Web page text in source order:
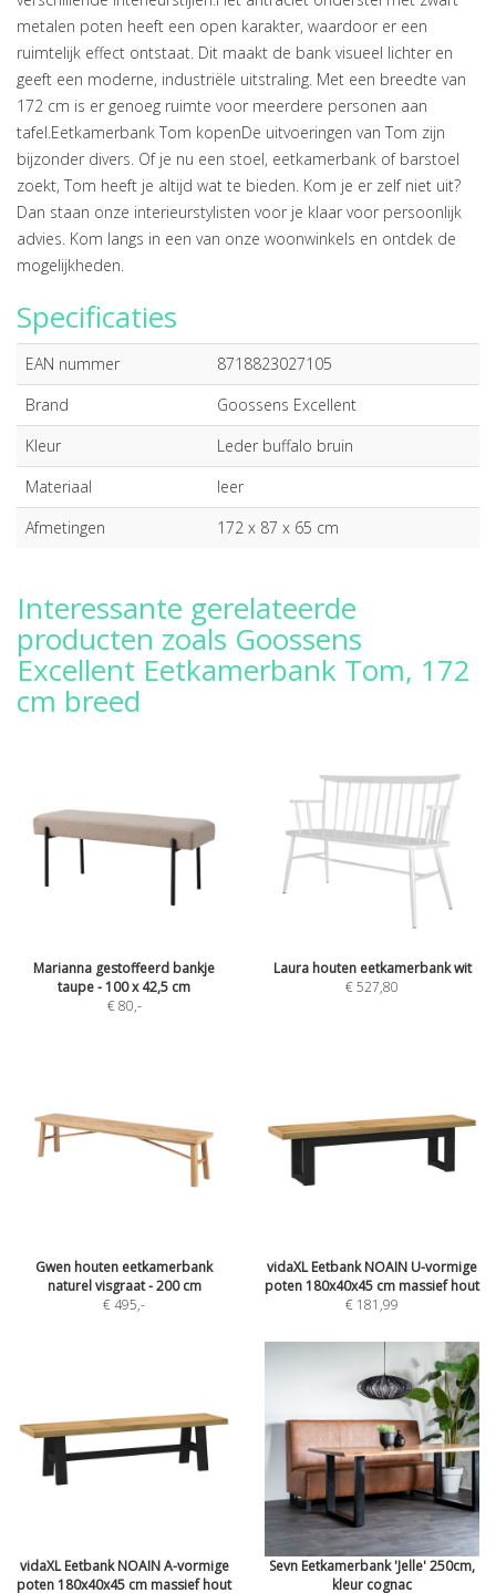
metalen poten heeft een open karakter, waardoor er een
ruimtelijk effect ontstaat. Dit maakt de bank visueel lichter en
geeft een moderne, industriële uitstraling. Met een breedte van
172 cm is er genoeg ruimte voor meerdere personen aan
tafel.Eetkamerbank Tom kopenDe uitvoeringen van Tom zijn
bijzonder divers. Of je nu een stoel, eetkamerbank of barstoel
zoekt, Tom heeft je altijd wat te bieden. Kom je er zelf niet uit?
Dan staan onze interieurstylisten voor je klaar voor persoonlijk
advies. Kom langs in een van onze woonwinkels en ontdek de
mogelijkheden.
Specificaties
EAN nummer
8718823027105
Brand
Goossens Excellent
Kleur
Leder buffalo bruin
Materiaal
leer
Afmetingen
172 x 87 x 65 cm
Interessante gerelateerde
producten zoals Goossens
Excellent Eetkamerbank Tom, 172
cm breed
Marianna gestoffeerd bankje
taupe - 100 x 42,5 cm
€ 80,-
Laura houten eetkamerbank wit
€ 527,80
Gwen houten eetkamerbank
naturel visgraat - 200 cm
€ 495,-
vidaXL Eetbank NOAIN U-vormige
poten 180x40x45 cm massief hout
€ 181,99
vidaXL Eetbank NOAIN A-vormige
poten 180x40x45 cm massief hout
Sevn Eetkamerbank 'Jelle' 250cm,
kleur cognac